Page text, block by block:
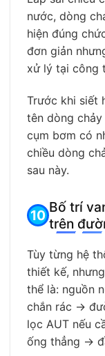
nước, dòng
hiện đúng
đơn giản
xử lý tại công
Trước khi siết
tên dòng
cụm bơm có
chiều dòng
sau này.
Bố trí
trên
Tùy từng hệ
thiết kế,
thể là: nguồn
chắn rác →
lọc AUT nếu
ống thẳng →